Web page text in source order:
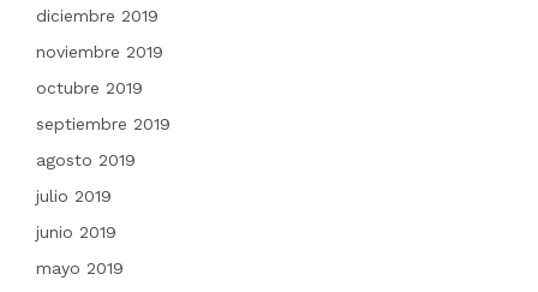
diciembre 2019
noviembre 2019
octubre 2019
septiembre 2019
agosto 2019
julio 2019
junio 2019
mayo 2019